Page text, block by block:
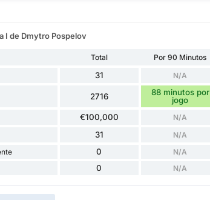
I de Dmytro Pospelov
Total Por 90 Minutos
31 N/A
2716
88 minutos por
jogo
€100,000 N/A
31 N/A
0 N/A
0 N/A